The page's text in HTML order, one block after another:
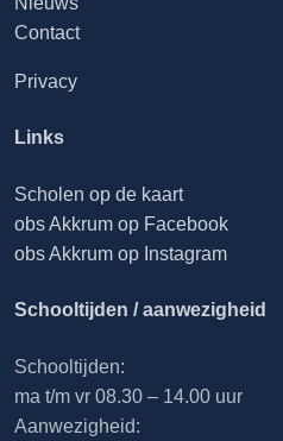
Contact
Privacy
Links
Scholen op de kaart
obs Akkrum op Facebook
obs Akkrum op Instagram
Schooltijden / aanwezigheid
Schooltijden:
ma t/m vr 08.30 – 14.00 uur
Aanwezigheid: